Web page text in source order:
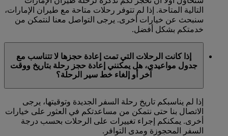
التالية المتاحة. إذا لم تتوفر رحلات متاحة مع طيران الإمارات،
سنبحث عن خيارات أخرى. يرجى التواصل معنا لنتمكن من
خدمتكم بشكل أفضل.
إذا كانت الرحلات التي تمت إعادة حجزها لا تتناسب مع
جدول مواعيدي، هل يمكنني إعادة حجز رحلة بتاريخ ووقت
آخر أو إلغاء خط سير الرحلة؟
إذا لم يناسبكم تاريخ رحلة السفر الجديدة وتوقيتها، يرجى
الاتصال بنا حتى نتمكن من مساعدتكم في العثور على خيارات
أخرى. يمكنكم إجراء تغييرات على الرحلات بحسب درجة
السفر المحجوزة ومدى التوافر.